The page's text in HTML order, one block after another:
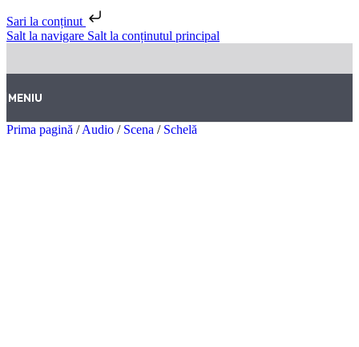
Sari la conținut
Salt la navigare Salt la conținutul principal
MENIU
Prima pagină / Audio / Scena / Schelă